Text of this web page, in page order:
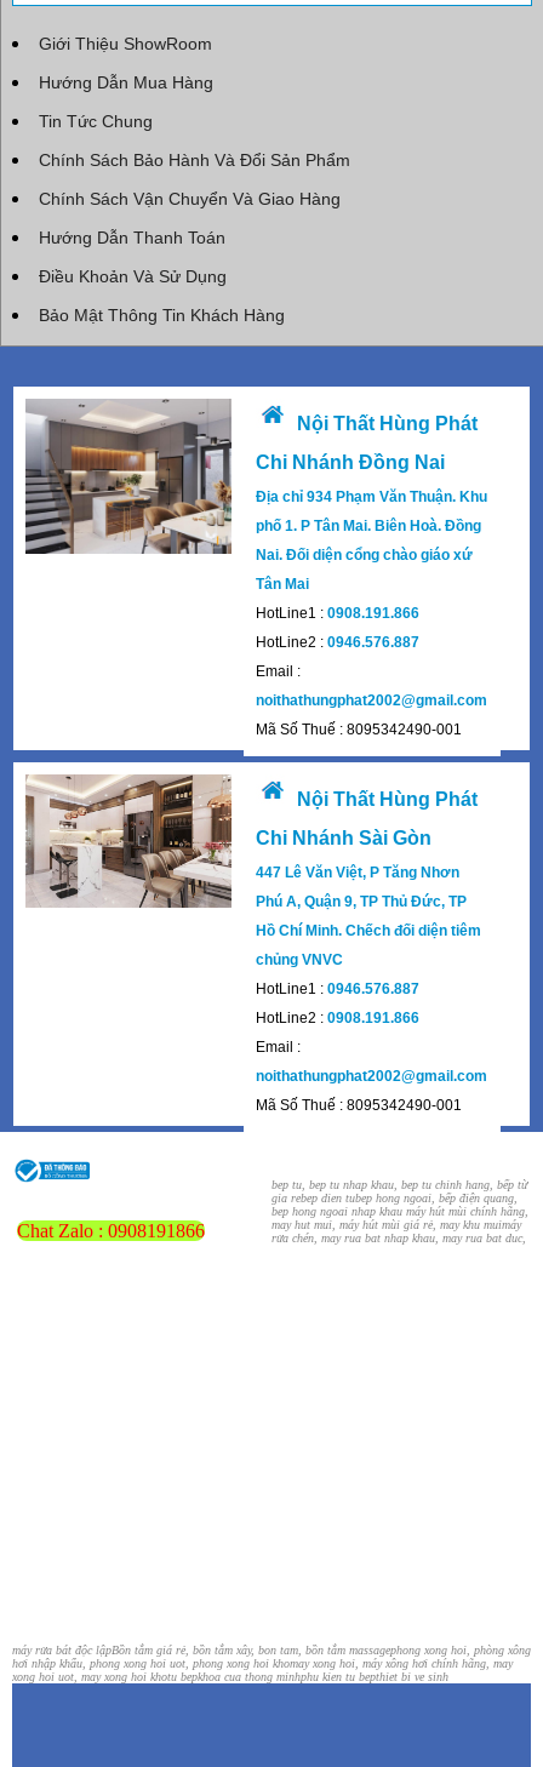
Giới Thiệu ShowRoom
Hướng Dẫn Mua Hàng
Tin Tức Chung
Chính Sách Bảo Hành Và Đổi Sản Phẩm
Chính Sách Vận Chuyển Và Giao Hàng
Hướng Dẫn Thanh Toán
Điều Khoản Và Sử Dụng
Bảo Mật Thông Tin Khách Hàng
Nội Thất Hùng Phát
Chi Nhánh Đồng Nai
Địa chỉ 934 Phạm Văn Thuận. Khu
phố 1. P Tân Mai. Biên Hoà. Đồng
Nai. Đối diện cổng chào giáo xứ
Tân Mai
HotLine1 :0908.191.866
HotLine2 :0946.576.887
Email :
noithathungphat2002@gmail.com
Mã Số Thuế : 8095342490-001
Nội Thất Hùng Phát
Chi Nhánh Sài Gòn
447 Lê Văn Việt, P Tăng Nhơn
Phú A, Quận 9, TP Thủ Đức, TP
Hồ Chí Minh. Chếch đối diện tiêm
chủng VNVC
HotLine1 :0946.576.887
HotLine2 :0908.191.866
Email :
noithathungphat2002@gmail.com
Mã Số Thuế : 8095342490-001
Chat Zalo : 0908191866
bep tu, bep tu nhap khau, bep tu chinh hang, bếp từ
gia rebep dien tubep hong ngoai, bếp điện quang,
bep hong ngoai nhap khau máy hút mùi chính hãng,
may hut mui, máy hút mùi giá rẻ, may khu muimáy
rửa chén, may rua bat nhap khau, may rua bat duc,
máy rửa bát độc lậpBồn tắm giá rẻ, bồn tắm xây, bon tam, bồn tắm massagephong xong hoi, phòng xông
hơi nhập khẩu, phong xong hoi uot, phong xong hoi khomay xong hoi, máy xông hơi chính hãng, may
xong hoi uot, may xong hoi khotu bepkhoa cua thong minhphu kien tu bepthiet bi ve sinh